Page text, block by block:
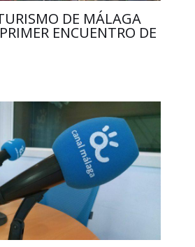
DE MÁLAGA
ENCUENTRO DE